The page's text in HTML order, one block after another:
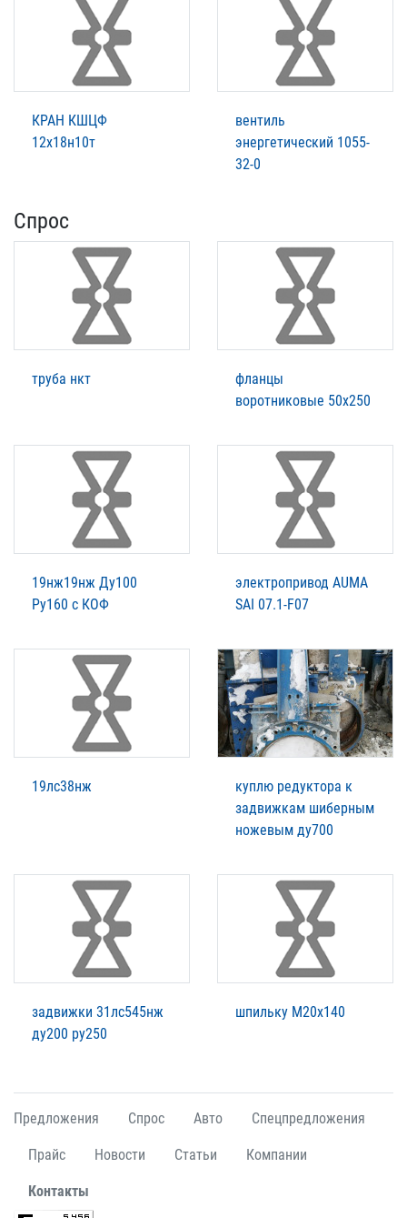
КРАН КШЦФ
12х18н10т
вентиль
энергетический 1055-
32-0
Спрос
труба нкт
фланцы
воротниковые 50х250
19нж19нж Ду100
Ру160 с КОФ
электропривод AUMA
SAI 07.1-F07
19лс38нж
куплю редуктора к
задвижкам шиберным
ножевым ду700
задвижки 31лс545нж
ду200 ру250
шпильку М20х140
Предложения Спрос Авто Спецпредложения
Прайс Новости Статьи Компании
Контакты